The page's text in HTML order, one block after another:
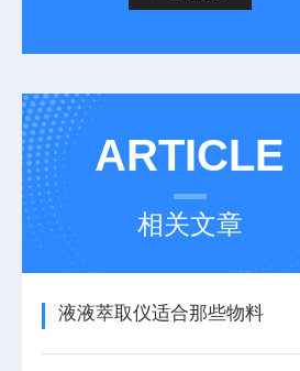
ARTICLE
相关文章
液液萃取仪适合那些物料